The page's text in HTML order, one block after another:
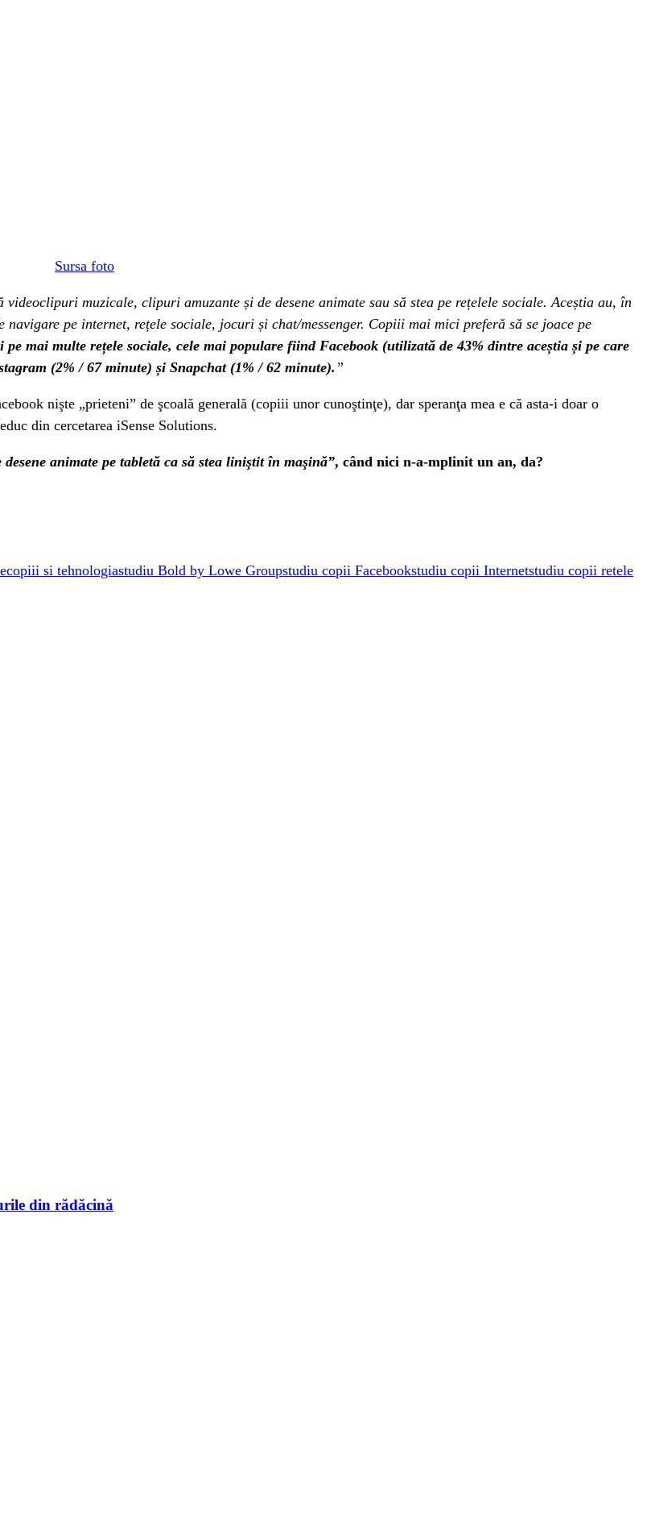
Sursa foto
muzicale, clipuri amuzante și de desene animate sau să stea pe rețelele sociale. Aceștia au, în
pe internet, rețele sociale, jocuri și chat/messenger. Copiii mai mici preferă să se joace pe
mai multe rețele sociale, cele mai populare fiind Facebook (utilizată de 43% dintre aceștia și pe care
(2% / 67 minute) și Snapchat (1% / 62 minute). ”
nişte „prieteni” de şcoală generală (copiii unor cunoştinţe), dar speranţa mea e că asta-i doar o
din cercetarea iSense Solutions.
animate pe tabletă ca să stea liniştit în maşină”, când nici n-a-mplinit un an, da?
copiii si tehnologiastudiu Bold by Lowe Groupstudiu copii Facebookstudiu copii Internetstudiu copii retele
din rădăcină